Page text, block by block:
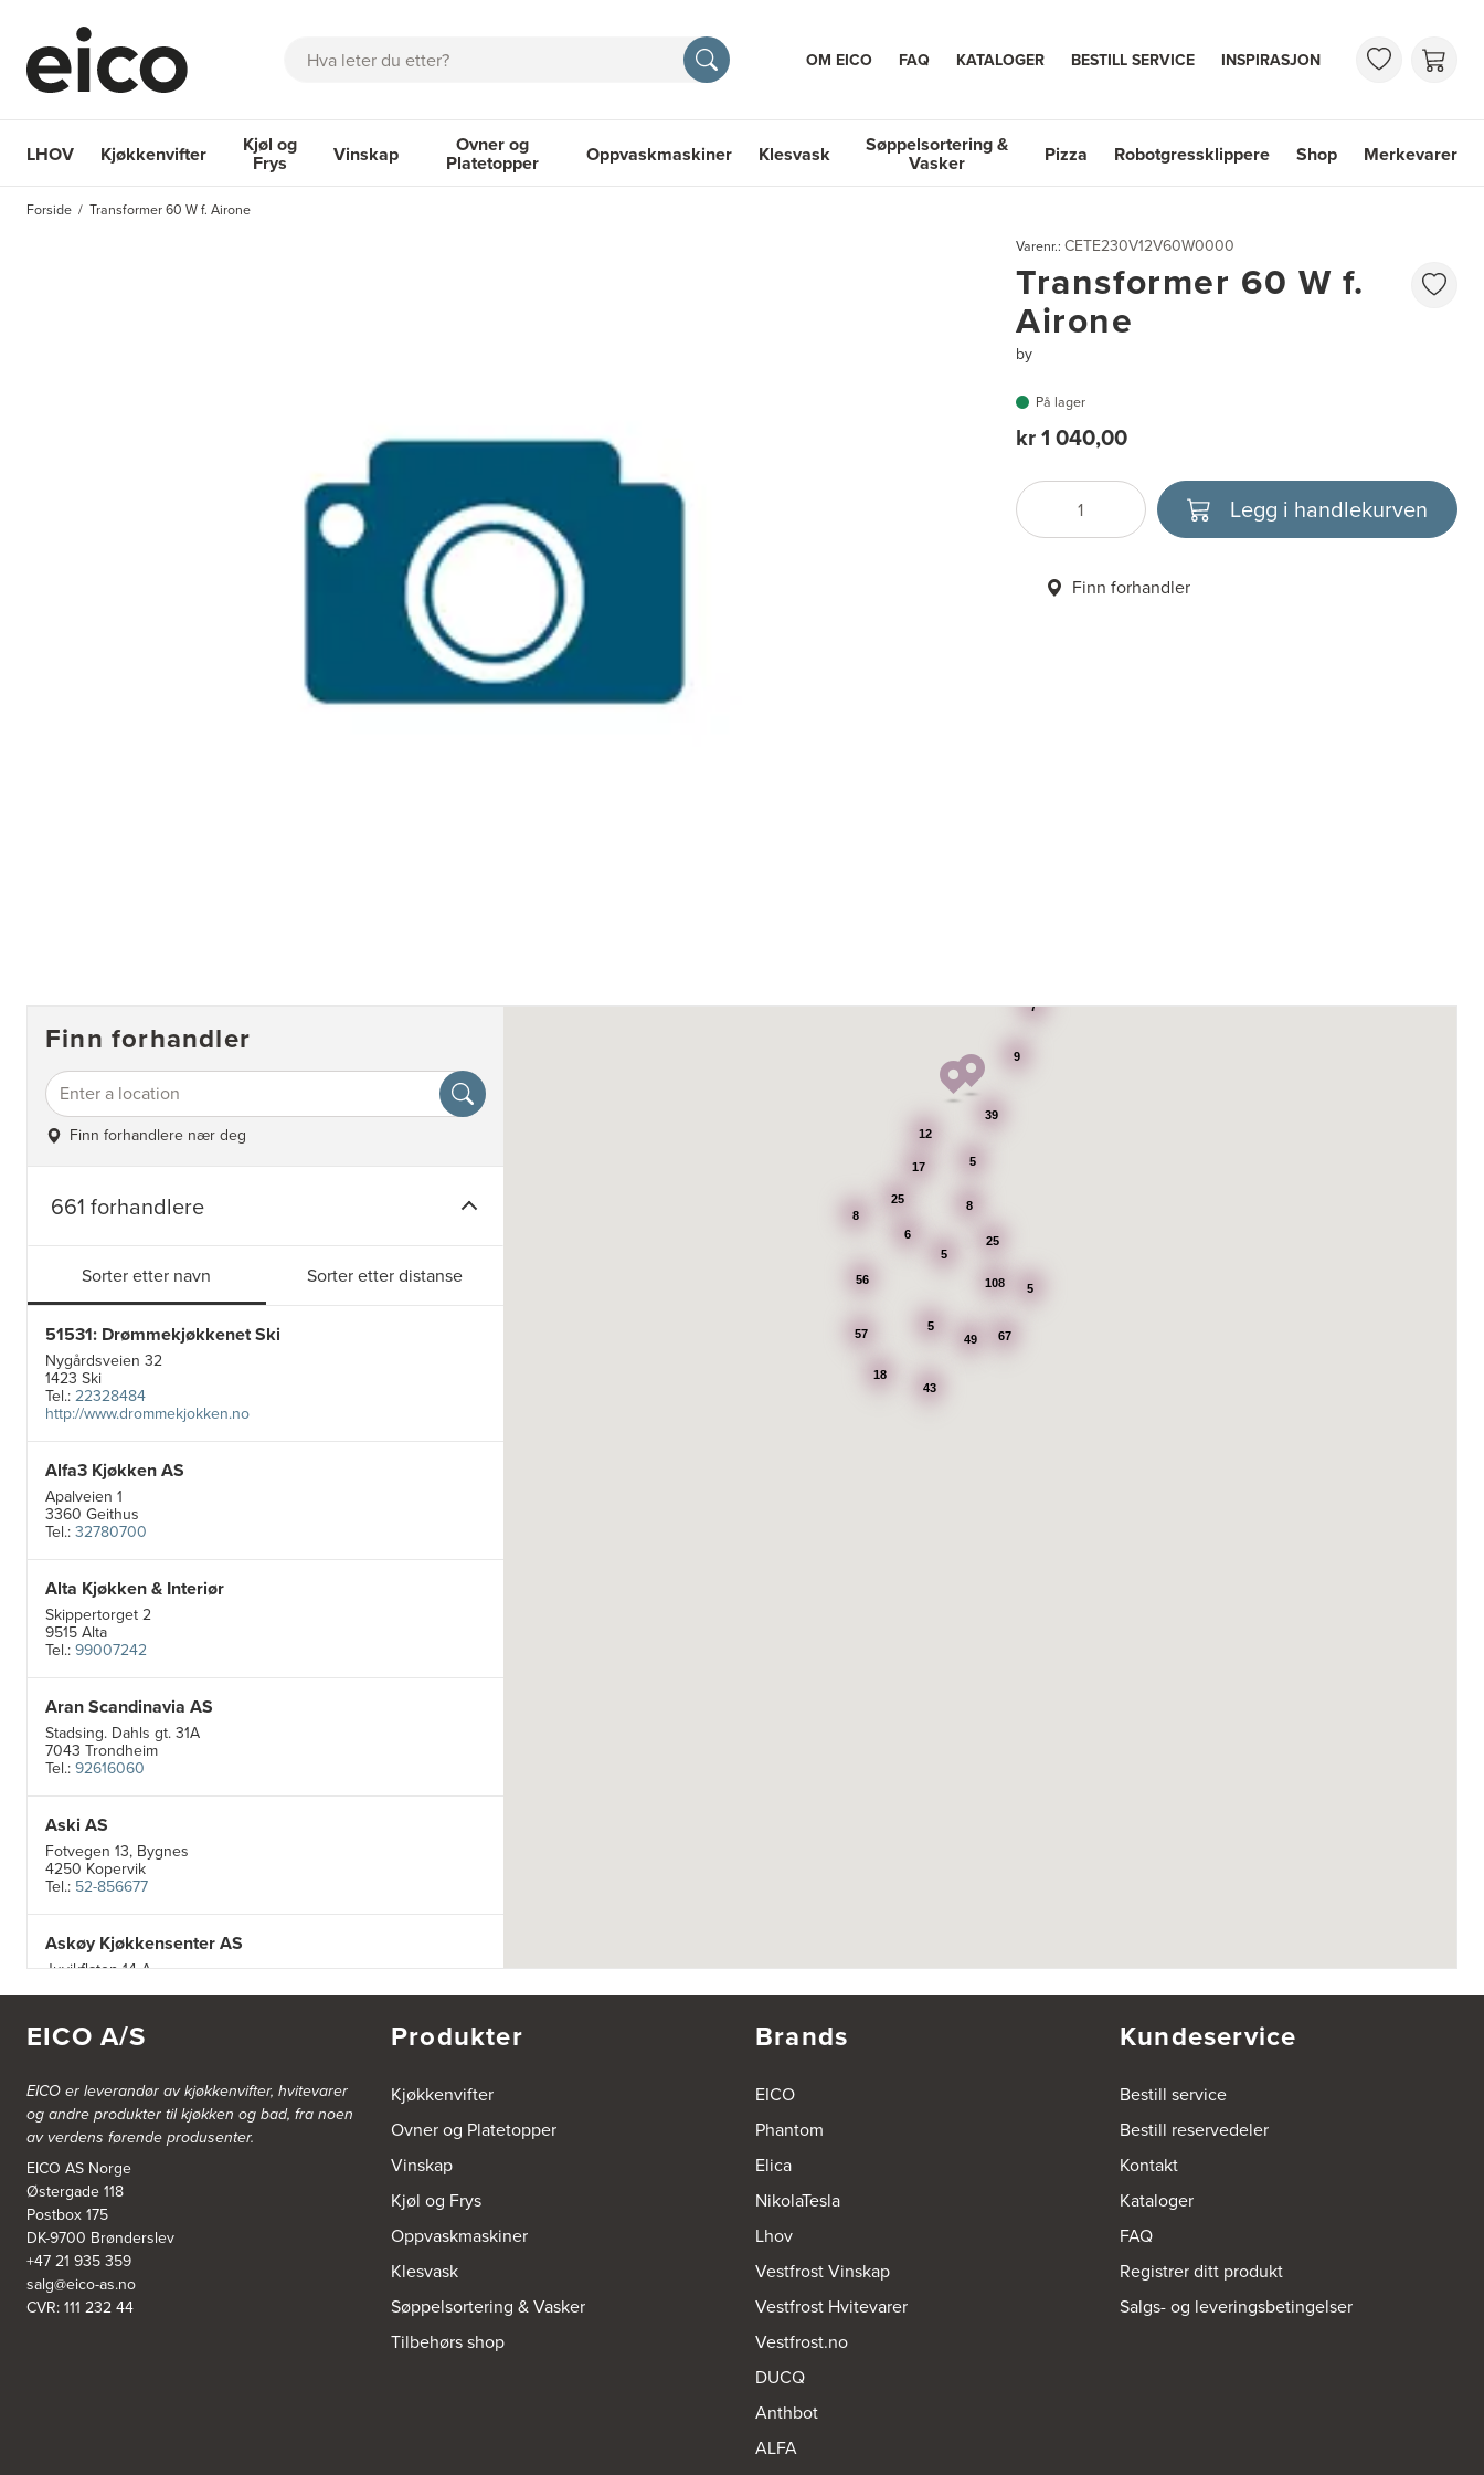
Søk OM EICO FAQ KATALOGER BESTILL SERVICE INSPIRASJON
LHOV Kjøkkenvifter
Kjøkkenvifter
Kjøl og
Frys
Kjøl og Frys
Vinskap Ovner og
Platetopper Oppvaskmaskiner Klesvask Søppelsortering &
Vasker Pizza Robotgressklippere Shop Merkevarer
Forside
Transformer 60 W f. Airone
Varenr.: CETE230V12V60W0000
Transformer 60 W f.
Airone
by
På lager
kr 1 040,00
Antall
Velg enhet Legg i handlekurven
Finn forhandler
Finn forhandler
Finn forhandlere nær deg
661 forhandlere
Sorter etter navn Sorter etter distanse
51531: Drømmekjøkkenet Ski
Nygårdsveien 32
1423 Ski
Tel.:22328484
http://www.drommekjokken.no
Alfa3 Kjøkken AS
Apalveien 1
3360 Geithus
Tel.:32780700
Alta Kjøkken & Interiør
Skippertorget 2
9515 Alta
Tel.:99007242
Aran Scandinavia AS
Stadsing. Dahls gt. 31A
7043 Trondheim
Tel.:92616060
Aski AS
Fotvegen 13, Bygnes
4250 Kopervik
Tel.: 52-856677
Askøy Kjøkkensenter AS
Juvikflaten 14 A
https://jke-design.com/no/butikk/jke-askoey
Aurland Elektriske AS
Odden 10 A
5745 Aurland
Tel.:57-633463
Bekkestua kjøkkenstudio as
Gamle Ringeriksvei 32
1357 Bekkestua
Tel.:99228877
Bergen Kjøkkensenter A/S
49
108
56
57
7
67
25
12
43
39
6 25
9
5
8
5
18
5
17 5
8
EICO A/S
EICO er leverandør av kjøkkenvifter, hvitevarer
og andre produkter til kjøkken og bad, fra noen
av verdens førende produsenter.
EICO AS Norge
Østergade 118
Postbox 175
DK-9700 Brønderslev
+47 21 935 359
salg@eico-as.no
CVR: 111 232 44
Produkter
Kjøkkenvifter
Ovner og Platetopper
Vinskap
Kjøl og Frys
Oppvaskmaskiner
Klesvask
Søppelsortering & Vasker
Tilbehørs shop
Brands
EICO
Phantom
Elica
NikolaTesla
Lhov
Vestfrost Vinskap
Vestfrost Hvitevarer
Vestfrost.no
DUCQ
Anthbot
ALFA
Kundeservice
Bestill service
Bestill reservedeler
Kontakt
Kataloger
FAQ
Registrer ditt produkt
Salgs- og leveringsbetingelser